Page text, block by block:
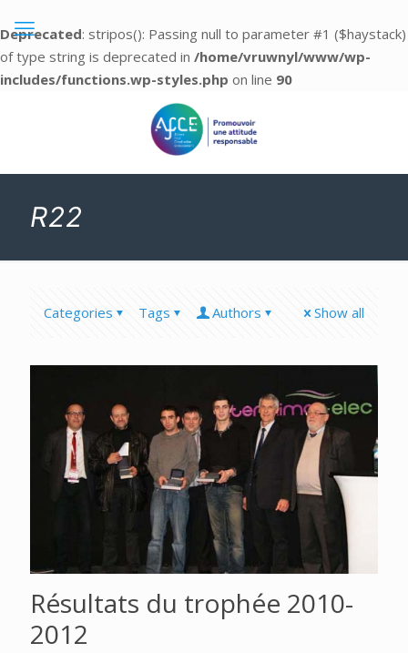
Deprecated: stripos(): Passing null to parameter #1 ($haystack)
of type string is deprecated in /home/vruwnyl/www/wp-
includes/functions.wp-styles.php on line 90
R22
Categories Tags Authors Show all
Résultats du trophée 2010-
2012